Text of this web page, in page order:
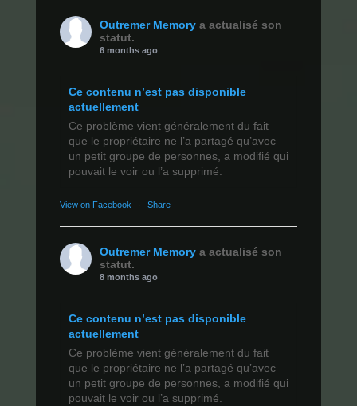
Outremer Memory a actualisé son
statut.
6 months ago
Ce contenu n’est pas disponible
actuellement
Ce problème vient généralement du fait
que le propriétaire ne l’a partagé qu’avec
un petit groupe de personnes, a modifié qui
pouvait le voir ou l’a supprimé.
View on Facebook · Share
Outremer Memory a actualisé son
statut.
8 months ago
Ce contenu n’est pas disponible
actuellement
Ce problème vient généralement du fait
que le propriétaire ne l’a partagé qu’avec
un petit groupe de personnes, a modifié qui
pouvait le voir ou l’a supprimé.